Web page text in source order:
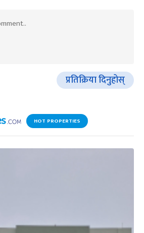
प्रतिक्रिया दिनुहोस्
HOT PROPERTIES